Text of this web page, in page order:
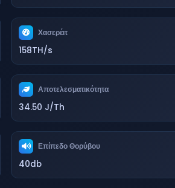
Χασερέιτ
158TH/s
Αποτελεσματικότητα
34.50 J/Th
Επίπεδο Θορύβου
40db